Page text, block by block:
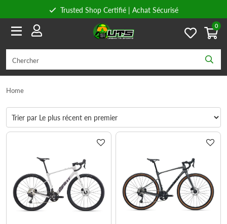
Trusted Shop Certifié | Achat Sécurisé
Conseils personnels
0
Home